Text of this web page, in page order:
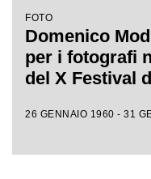
FOTO
Domenico
per i fotografi
del X Festival
26 GENNAIO 1960 - 31